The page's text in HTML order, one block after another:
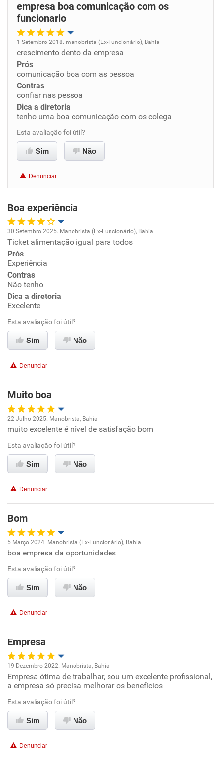
empresa boa comunicação com os
funcionario
Oportunidade de promoção
Ambiente de trabalho
Conciliação com a vida familiar
Recomenda esta empresa
1 Setembro 2018. manobrista (Ex-Funcionário), Bahia
crescimento dento da empresa
Prós
comunicação boa com as pessoa
Contras
confiar nas pessoa
Dica a diretoria
tenho uma boa comunicação com os colega
Esta avaliação foi útil?
Sim Não
Denunciar
Boa experiência
Oportunidade de promoção
Ambiente de trabalho
Conciliação com a vida familiar
Recomenda esta empresa
30 Setembro 2025. Manobrista (Ex-Funcionário), Bahia
Ticket alimentação igual para todos
Prós
Experiência
Contras
Não tenho
Dica a diretoria
Excelente
Esta avaliação foi útil?
Sim Não
Denunciar
Muito boa
Oportunidade de promoção
Ambiente de trabalho
Benefícios
Recomenda esta empresa
Recomenda a diretoria
22 Julho 2025. Manobrista, Bahia
muito excelente é nível de satisfação bom
Esta avaliação foi útil?
Sim Não
Denunciar
Bom
Oportunidade de promoção
Ambiente de trabalho
Benefícios
Recomenda esta empresa
Recomenda a diretoria
5 Março 2024. Manobrista (Ex-Funcionário), Bahia
boa empresa da oportunidades
Esta avaliação foi útil?
Sim Não
Denunciar
Empresa
Oportunidade de promoção
Ambiente de trabalho
Conciliação com a vida familiar
19 Dezembro 2022. Manobrista, Bahia
Empresa ótima de trabalhar, sou um excelente profissional,
a empresa só precisa melhorar os benefícios
Esta avaliação foi útil?
Sim Não
Denunciar